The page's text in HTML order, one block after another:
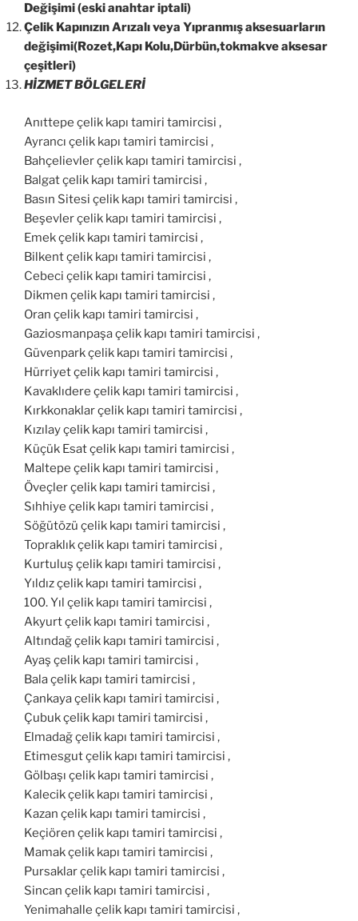
Değişimi (eski anahtar iptali)
Çelik Kapınızın Arızalı veya Yıpranmış aksesuarların
değişimi(Rozet,Kapı Kolu,Dürbün,tokmakve aksesar
çeşitleri)
HİZMET BÖLGELERİ
Anıttepe çelik kapı tamiri tamircisi ,
Ayrancı çelik kapı tamiri tamircisi ,
Bahçelievler çelik kapı tamiri tamircisi ,
Balgat çelik kapı tamiri tamircisi ,
Basın Sitesi çelik kapı tamiri tamircisi ,
Beşevler çelik kapı tamiri tamircisi ,
Emek çelik kapı tamiri tamircisi ,
Bilkent çelik kapı tamiri tamircisi ,
Cebeci çelik kapı tamiri tamircisi ,
Dikmen çelik kapı tamiri tamircisi ,
Oran çelik kapı tamiri tamircisi ,
Gaziosmanpaşa çelik kapı tamiri tamircisi ,
Güvenpark çelik kapı tamiri tamircisi ,
Hürriyet çelik kapı tamiri tamircisi ,
Kavaklıdere çelik kapı tamiri tamircisi ,
Kırkkonaklar çelik kapı tamiri tamircisi ,
Kızılay çelik kapı tamiri tamircisi ,
Küçük Esat çelik kapı tamiri tamircisi ,
Maltepe çelik kapı tamiri tamircisi ,
Öveçler çelik kapı tamiri tamircisi ,
Sıhhiye çelik kapı tamiri tamircisi ,
Söğütözü çelik kapı tamiri tamircisi ,
Topraklık çelik kapı tamiri tamircisi ,
Kurtuluş çelik kapı tamiri tamircisi ,
Yıldız çelik kapı tamiri tamircisi ,
100. Yıl çelik kapı tamiri tamircisi ,
Akyurt çelik kapı tamiri tamircisi ,
Altındağ çelik kapı tamiri tamircisi ,
Ayaş çelik kapı tamiri tamircisi ,
Bala çelik kapı tamiri tamircisi ,
Çankaya çelik kapı tamiri tamircisi ,
Çubuk çelik kapı tamiri tamircisi ,
Elmadağ çelik kapı tamiri tamircisi ,
Etimesgut çelik kapı tamiri tamircisi ,
Gölbaşı çelik kapı tamiri tamircisi ,
Kalecik çelik kapı tamiri tamircisi ,
Kazan çelik kapı tamiri tamircisi ,
Keçiören çelik kapı tamiri tamircisi ,
Mamak çelik kapı tamiri tamircisi ,
Pursaklar çelik kapı tamiri tamircisi ,
Sincan çelik kapı tamiri tamircisi ,
Yenimahalle çelik kapı tamiri tamircisi ,